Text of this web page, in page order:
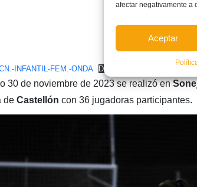
afectar negativamente a
Aceptar
INFANTIL-FEM.-ONDA Descarga
30 de noviembre de 2023 se realizó en
de Castellón con 36 jugadoras participantes.